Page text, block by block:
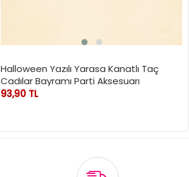
Halloween Yazılı Yarasa Kanatlı Taç
Cadılar Bayramı Parti Aksesuarı
93,90 TL